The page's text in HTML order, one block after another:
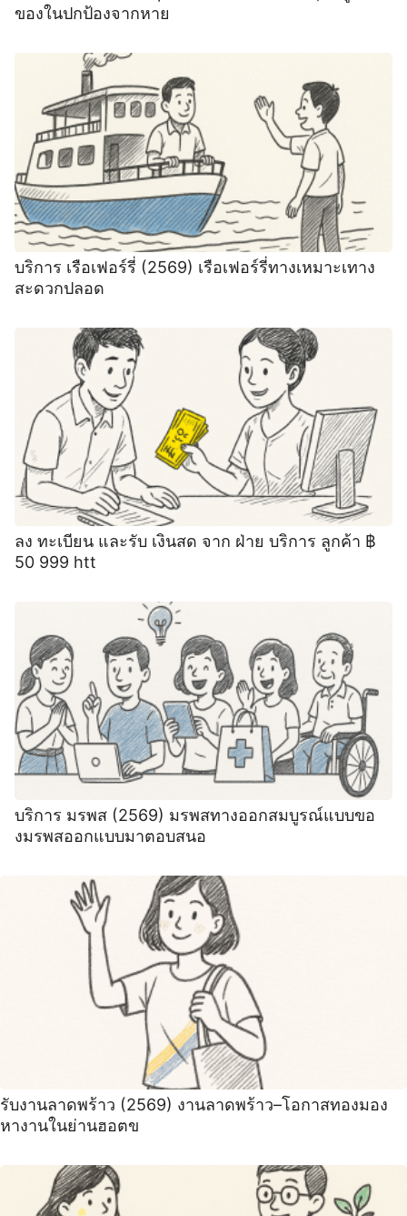
ของในปกป้องจากหาย
บริการ เรือเฟอร์รี่ (2569) เรือเฟอร์รี่ทางเหมาะเทาง
สะดวกปลอด
ลง ทะเบียน และรับ เงินสด จาก ฝ่าย บริการ ลูกค้า ฿
50 999 htt
บริการ มรพส (2569) มรพสทางออกสมบูรณ์แบบขอ
งมรพสออกแบบมาตอบสนอ
รับงานลาดพร้าว (2569) งานลาดพร้าว–โอกาสทองมอง
หางานในย่านฮอตข